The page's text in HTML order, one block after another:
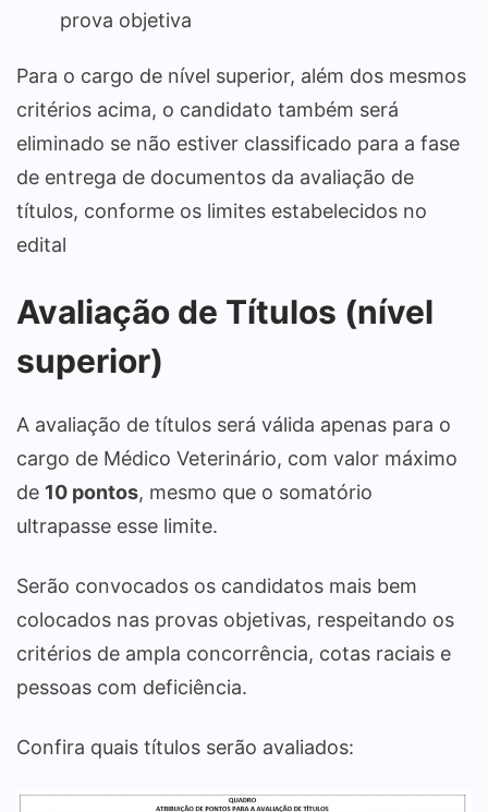
prova objetiva
Para o cargo de nível superior, além dos mesmos
critérios acima, o candidato também será
eliminado se não estiver classificado para a fase
de entrega de documentos da avaliação de
títulos, conforme os limites estabelecidos no
edital
Avaliação de Títulos (nível
superior)
A avaliação de títulos será válida apenas para o
cargo de Médico Veterinário, com valor máximo
de 10 pontos, mesmo que o somatório
ultrapasse esse limite.
Serão convocados os candidatos mais bem
colocados nas provas objetivas, respeitando os
critérios de ampla concorrência, cotas raciais e
pessoas com deficiência.
Confira quais títulos serão avaliados: